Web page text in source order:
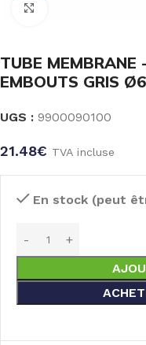
TUBE MEMBRANE
EMBOUTS GRIS
UGS : 9900090100
21.48€ TVA incluse
En stock (peut